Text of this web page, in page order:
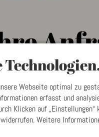
sind flexibel, oder haben einen
einzelner Personen? Kein
Webseite optimal zu
erfasst und
Klicken auf „Einstellungen“
Weitere